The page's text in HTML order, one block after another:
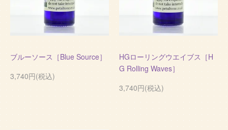
ブルーソース［Blue Source］
3,740円(税込)
HGローリングウエイブス［H
G Rolling Waves］
3,740円(税込)